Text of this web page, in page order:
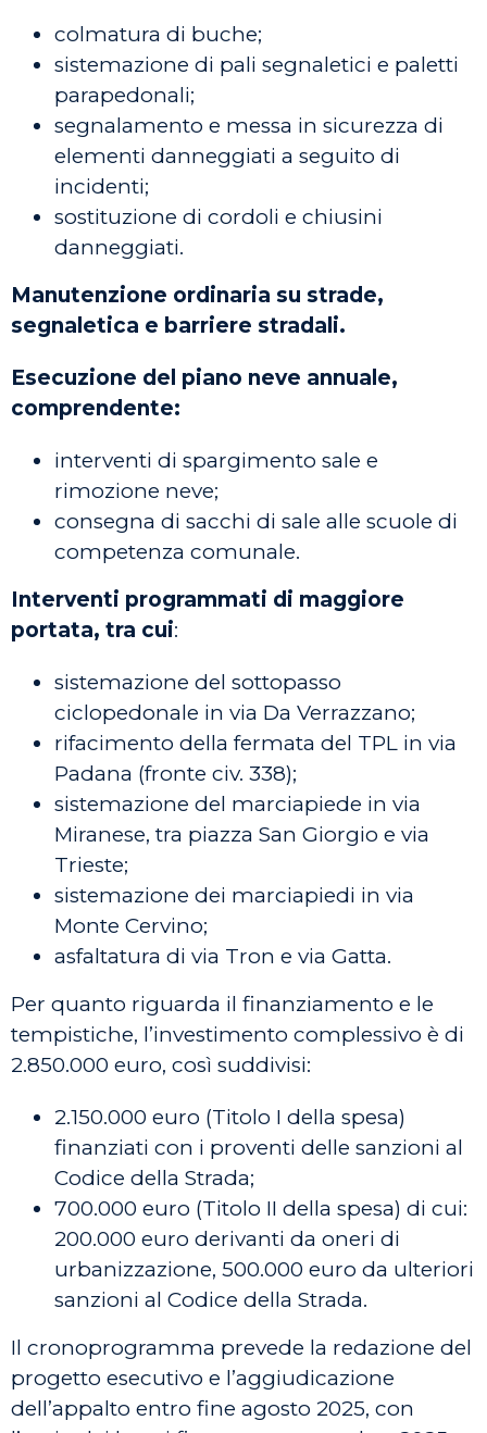
colmatura di buche;
sistemazione di pali segnaletici e paletti
parapedonali;
segnalamento e messa in sicurezza di
elementi danneggiati a seguito di
incidenti;
sostituzione di cordoli e chiusini
danneggiati.
Manutenzione ordinaria su strade,
segnaletica e barriere stradali.
Esecuzione del piano neve annuale,
comprendente:
interventi di spargimento sale e
rimozione neve;
consegna di sacchi di sale alle scuole di
competenza comunale.
Interventi programmati di maggiore
portata, tra cui:
sistemazione del sottopasso
ciclopedonale in via Da Verrazzano;
rifacimento della fermata del TPL in via
Padana (fronte civ. 338);
sistemazione del marciapiede in via
Miranese, tra piazza San Giorgio e via
Trieste;
sistemazione dei marciapiedi in via
Monte Cervino;
asfaltatura di via Tron e via Gatta.
Per quanto riguarda il finanziamento e le
tempistiche, l’investimento complessivo è di
2.850.000 euro, così suddivisi:
2.150.000 euro (Titolo I della spesa)
finanziati con i proventi delle sanzioni al
Codice della Strada;
700.000 euro (Titolo II della spesa) di cui:
200.000 euro derivanti da oneri di
urbanizzazione, 500.000 euro da ulteriori
sanzioni al Codice della Strada.
Il cronoprogramma prevede la redazione del
progetto esecutivo e l’aggiudicazione
dell’appalto entro fine agosto 2025, con